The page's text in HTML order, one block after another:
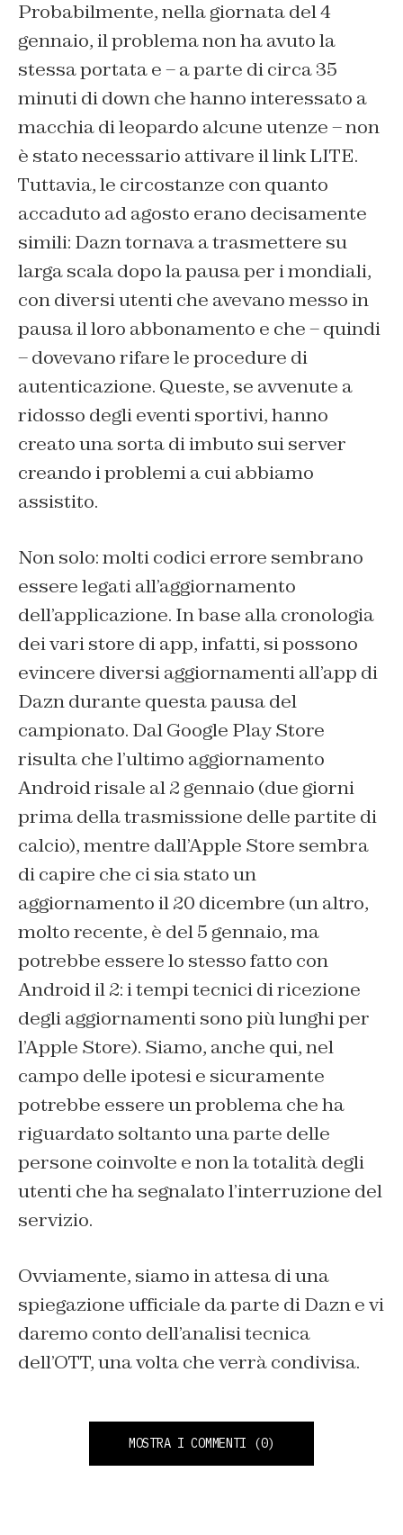
Probabilmente, nella giornata del 4
gennaio, il problema non ha avuto la
stessa portata e – a parte di circa 35
minuti di down che hanno interessato a
macchia di leopardo alcune utenze – non
è stato necessario attivare il link LITE.
Tuttavia, le circostanze con quanto
accaduto ad agosto erano decisamente
simili: Dazn tornava a trasmettere su
larga scala dopo la pausa per i mondiali,
con diversi utenti che avevano messo in
pausa il loro abbonamento e che – quindi
– dovevano rifare le procedure di
autenticazione. Queste, se avvenute a
ridosso degli eventi sportivi, hanno
creato una sorta di imbuto sui server
creando i problemi a cui abbiamo
assistito.
Non solo: molti codici errore sembrano
essere legati all’aggiornamento
dell’applicazione. In base alla cronologia
dei vari store di app, infatti, si possono
evincere diversi aggiornamenti all’app di
Dazn durante questa pausa del
campionato. Dal Google Play Store
risulta che l’ultimo aggiornamento
Android risale al 2 gennaio (due giorni
prima della trasmissione delle partite di
calcio), mentre dall’Apple Store sembra
di capire che ci sia stato un
aggiornamento il 20 dicembre (un altro,
molto recente, è del 5 gennaio, ma
potrebbe essere lo stesso fatto con
Android il 2: i tempi tecnici di ricezione
degli aggiornamenti sono più lunghi per
l’Apple Store). Siamo, anche qui, nel
campo delle ipotesi e sicuramente
potrebbe essere un problema che ha
riguardato soltanto una parte delle
persone coinvolte e non la totalità degli
utenti che ha segnalato l’interruzione del
servizio.
Ovviamente, siamo in attesa di una
spiegazione ufficiale da parte di Dazn e vi
daremo conto dell’analisi tecnica
dell’OTT, una volta che verrà condivisa.
MOSTRA I COMMENTI (0)